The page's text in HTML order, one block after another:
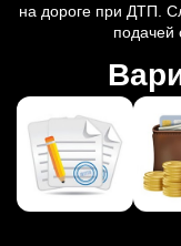
на дороге при ДТП.
подачей